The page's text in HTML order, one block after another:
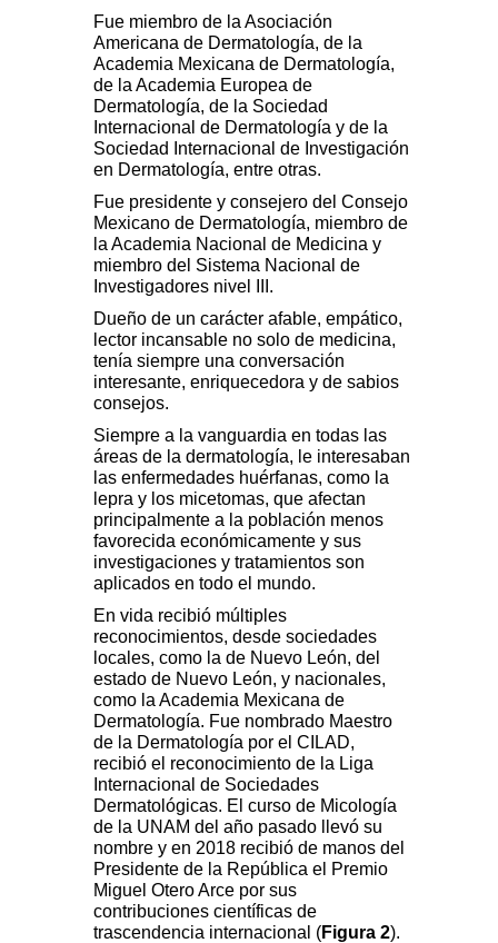
Fue miembro de la Asociación
Americana de Dermatología, de la
Academia Mexicana de Dermatología,
de la Academia Europea de
Dermatología, de la Sociedad
Internacional de Dermatología y de la
Sociedad Internacional de Investigación
en Dermatología, entre otras.
Fue presidente y consejero del Consejo
Mexicano de Dermatología, miembro de
la Academia Nacional de Medicina y
miembro del Sistema Nacional de
Investigadores nivel III.
Dueño de un carácter afable, empático,
lector incansable no solo de medicina,
tenía siempre una conversación
interesante, enriquecedora y de sabios
consejos.
Siempre a la vanguardia en todas las
áreas de la dermatología, le interesaban
las enfermedades huérfanas, como la
lepra y los micetomas, que afectan
principalmente a la población menos
favorecida económicamente y sus
investigaciones y tratamientos son
aplicados en todo el mundo.
En vida recibió múltiples
reconocimientos, desde sociedades
locales, como la de Nuevo León, del
estado de Nuevo León, y nacionales,
como la Academia Mexicana de
Dermatología. Fue nombrado Maestro
de la Dermatología por el CILAD,
recibió el reconocimiento de la Liga
Internacional de Sociedades
Dermatológicas. El curso de Micología
de la UNAM del año pasado llevó su
nombre y en 2018 recibió de manos del
Presidente de la República el Premio
Miguel Otero Arce por sus
contribuciones científicas de
trascendencia internacional (Figura 2).